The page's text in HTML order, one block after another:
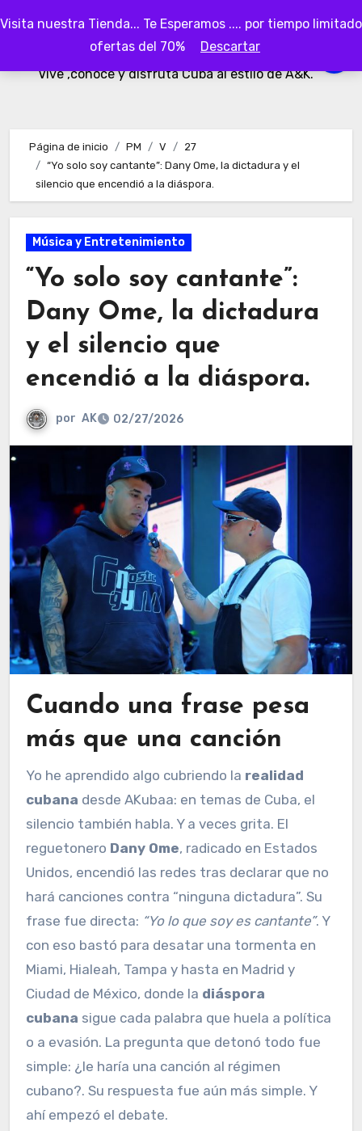
Visita nuestra Tienda... Te Esperamos .... por tiempo limitado
ofertas del 70%
Descartar
al
AKubaa
Vive ,conoce y disfruta Cuba al estilo de A&K.
Página de inicio PM V
27
“Yo solo soy cantante”: Dany Ome, la dictadura y el
silencio que encendió a la diáspora.
Música y Entretenimiento
“Yo solo soy cantante”:
Dany Ome, la dictadura
y el silencio que
encendió a la diáspora.
por AK 02/27/2026
Cuando una frase pesa
más que una canción
Yo he aprendido algo cubriendo la realidad
cubana desde AKubaa: en temas de Cuba, el
silencio también habla. Y a veces grita. El
reguetonero Dany Ome, radicado en Estados
Unidos, encendió las redes tras declarar que no
hará canciones contra “ninguna dictadura”. Su
frase fue directa: “Yo lo que soy es cantante”. Y
con eso bastó para desatar una tormenta en
Miami, Hialeah, Tampa y hasta en Madrid y
Ciudad de México, donde la diáspora
cubana sigue cada palabra que huela a política
o a evasión. La pregunta que detonó todo fue
simple: ¿le haría una canción al régimen
cubano?. Su respuesta fue aún más simple. Y
ahí empezó el debate.